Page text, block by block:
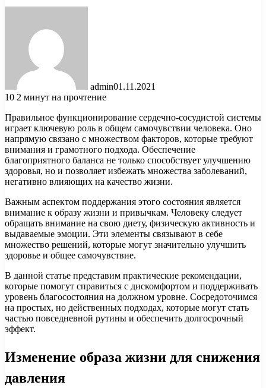
admin01.11.2021
10 2 минут на прочтение
Правильное функционирование сердечно-сосудистой системы
играет ключевую роль в общем самочувствии человека. Оно
напрямую связано с множеством факторов, которые требуют
внимания и грамотного подхода. Обеспечение
благоприятного баланса не только способствует улучшению
здоровья, но и позволяет избежать множества заболеваний,
негативно влияющих на качество жизни.
Важным аспектом поддержания этого состояния является
внимание к образу жизни и привычкам. Человеку следует
обращать внимание на свою диету, физическую активность и
выдаваемые эмоции. Эти элементы связывают в себе
множество решений, которые могут значительно улучшить
здоровье и общее самочувствие.
В данной статье представим практические рекомендации,
которые помогут справиться с дискомфортом и поддерживать
уровень благосостояния на должном уровне. Сосредоточимся
на простых, но действенных подходах, которые могут стать
частью повседневной рутины и обеспечить долгосрочный
эффект.
Изменение образа жизни для снижения
давления